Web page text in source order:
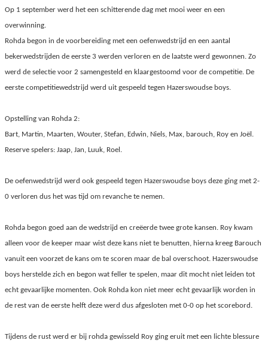
Op 1 september werd het een schitterende dag met mooi weer en een
overwinning.
Rohda begon in de voorbereiding met een oefenwedstrijd en een aantal
bekerwedstrijden de eerste 3 werden verloren en de laatste werd gewonnen. Zo
werd de selectie voor 2 samengesteld en klaargestoomd voor de competitie. De
eerste competitiewedstrijd werd uit gespeeld tegen Hazerswoudse boys.
Opstelling van Rohda 2:
Bart, Martin, Maarten, Wouter, Stefan, Edwin, Niels, Max, barouch, Roy en Joël.
Reserve spelers: Jaap, Jan, Luuk, Roel.
De oefenwedstrijd werd ook gespeeld tegen Hazerswoudse boys deze ging met 2-
0 verloren dus het was tijd om revanche te nemen.
Rohda begon goed aan de wedstrijd en creëerde twee grote kansen. Roy kwam
alleen voor de keeper maar wist deze kans niet te benutten, hierna kreeg Barouch
vanuit een voorzet de kans om te scoren maar de bal overschoot. Hazerswoudse
boys herstelde zich en begon wat feller te spelen, maar dit mocht niet leiden tot
echt gevaarlijke momenten. Ook Rohda kon niet meer echt gevaarlijk worden in
de rest van de eerste helft deze werd dus afgesloten met 0-0 op het scorebord.
Tijdens de rust werd er bij rohda gewisseld Roy ging eruit met een lichte blessure